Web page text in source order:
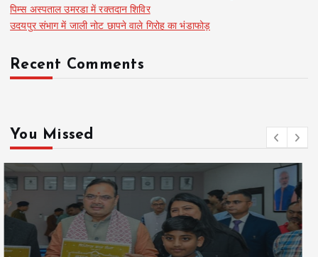
पिम्स अस्पताल उमरडा में रक्तदान शिविर
उदयपुर संभाग में जाली नोट छापने वाले गिरोह का भंडाफोड़
Recent Comments
You Missed